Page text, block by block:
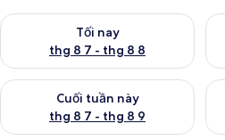
Tối nay
thg 8 7 - thg 8 8
Kiểm tra lượng phòng tối nay từ
Cuối tuần này
thg 8 7 - thg 8 9
Kiểm tra lượng phòng cuối tuần